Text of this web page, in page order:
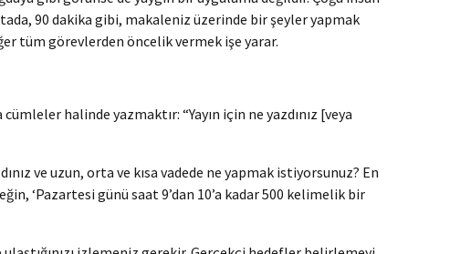
90 dakika gibi, makaleniz üzerinde bir şeyler yapmak
tüm görevlerden öncelik vermek işe yarar.
halinde yazmaktır: “Yayın için ne yazdınız [veya
ve uzun, orta ve kısa vadede ne yapmak istiyorsunuz? En
‘Pazartesi günü saat 9’dan 10’a kadar 500 kelimelik bir